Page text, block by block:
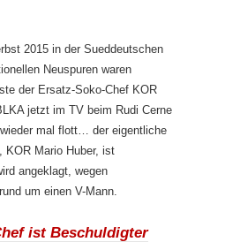
2015 in der Sueddeutschen
Neuspuren waren
der Ersatz-Soko-Chef KOR
jetzt im TV beim Rudi Cerne
mal flott… der eigentliche
KOR Mario Huber, ist
angeklagt, wegen
um einen V-Mann.
ist Beschuldigter